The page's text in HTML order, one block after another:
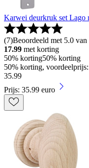
Karwei deurkruk set Lago
(7)Beoordeeld met 5.0
17.99 met korting
50% korting50% korting
50% korting,
35.99
Prijs: 35.99 euro